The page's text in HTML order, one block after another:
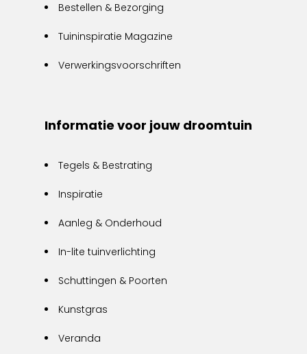
Bestellen & Bezorging
Tuininspiratie Magazine
Verwerkingsvoorschriften
Informatie voor jouw droomtuin
Tegels & Bestrating
Inspiratie
Aanleg & Onderhoud
In-lite tuinverlichting
Schuttingen & Poorten
Kunstgras
Veranda